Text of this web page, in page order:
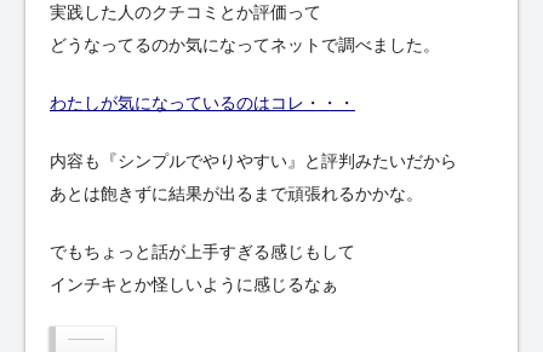
実践した人のクチコミとか評価って
どうなってるのか気になってネットで調べました。
わたしが気になっているのはコレ・・・
内容も『シンプルでやりやすい』と評判みたいだから
あとは飽きずに結果が出るまで頑張れるかかな。
でもちょっと話が上手すぎる感じもして
インチキとか怪しいように感じるなぁ